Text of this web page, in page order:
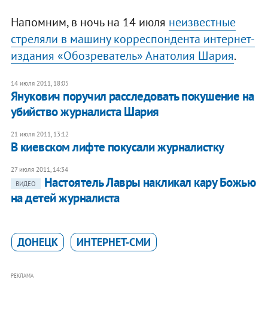
Напомним, в ночь на 14 июля неизвестные
стреляли в машину корреспондента интернет-
издания «Обозреватель» Анатолия Шария.
14 июля 2011, 18:05
Янукович поручил расследовать покушение на
убийство журналиста Шария
21 июля 2011, 13:12
В киевском лифте покусали журналистку
27 июля 2011, 14:34
ВИДЕО
Настоятель Лавры накликал кару Божью
на детей журналиста
ДОНЕЦК ИНТЕРНЕТ-СМИ
РЕКЛАМА